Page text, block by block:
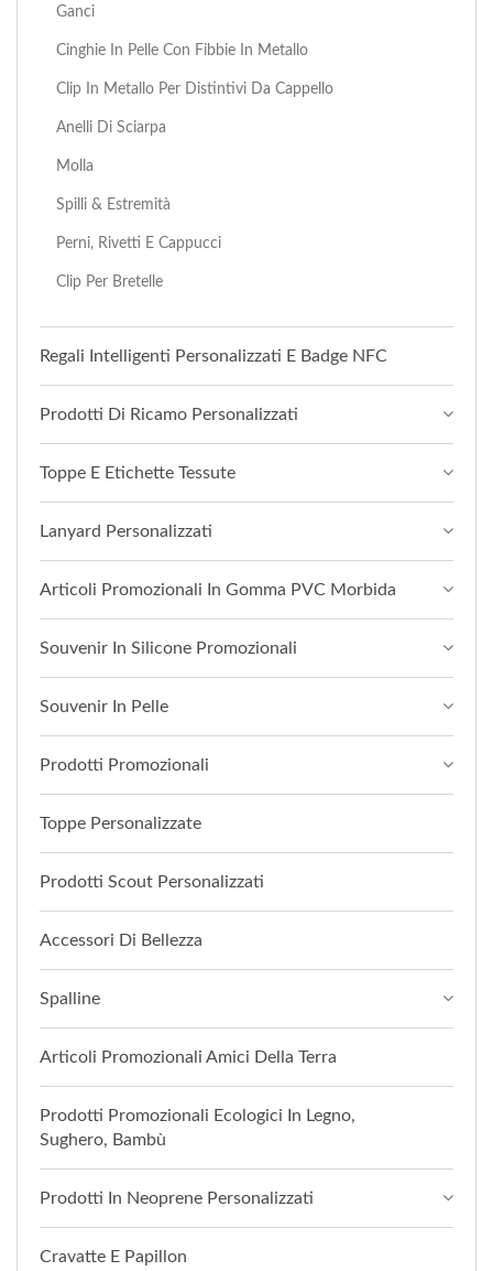
Ganci
Cinghie In Pelle Con Fibbie In Metallo
Clip In Metallo Per Distintivi Da Cappello
Anelli Di Sciarpa
Molla
Spilli & Estremità
Perni, Rivetti E Cappucci
Clip Per Bretelle
Regali Intelligenti Personalizzati E Badge NFC
Prodotti Di Ricamo Personalizzati
Toppe E Etichette Tessute
Lanyard Personalizzati
Articoli Promozionali In Gomma PVC Morbida
Souvenir In Silicone Promozionali
Souvenir In Pelle
Prodotti Promozionali
Toppe Personalizzate
Prodotti Scout Personalizzati
Accessori Di Bellezza
Spalline
Articoli Promozionali Amici Della Terra
Prodotti Promozionali Ecologici In Legno,
Sughero, Bambù
Prodotti In Neoprene Personalizzati
Cravatte E Papillon